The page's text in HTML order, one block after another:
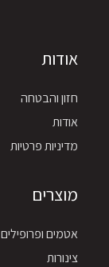
אודות
חזון והבטחה
אודות
מדיניות פרטיות
מוצרים
אטמים ופרופילים
צינורות